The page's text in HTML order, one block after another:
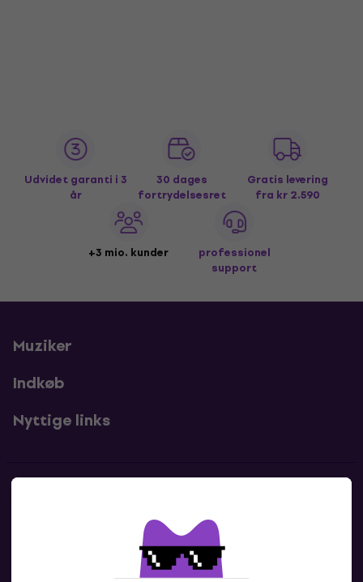
Udvidet garanti i 3
år
30 dages
fortrydelsesret
Gratis levering
fra kr 2.590
+3 mio. kunder
professionel
support
Muziker
Indkøb
Nyttige links
Kontakt os